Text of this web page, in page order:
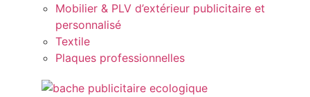
Mobilier & PLV d’extérieur publicitaire et
personnalisé
Textile
Plaques professionnelles